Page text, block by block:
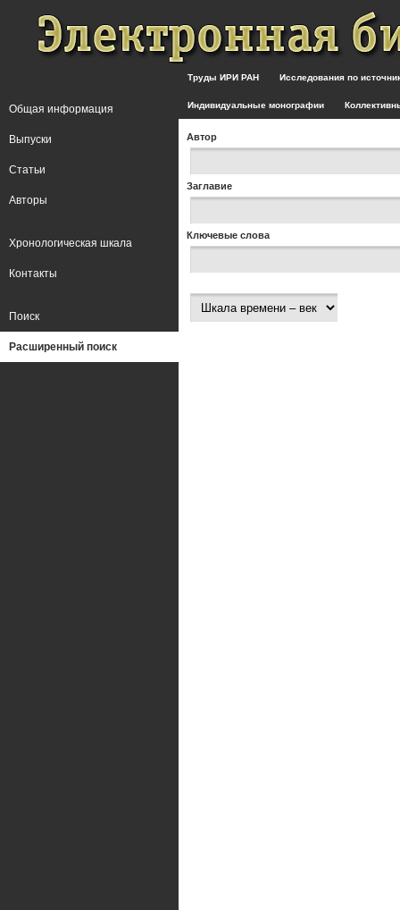
Труды ИРИ РАН Исследования по
Индивидуальные монографии
Автор
Заглавие
Ключевые слова
Общая информация
Выпуски
Статьи
Авторы
Хронологическая шкала
Контакты
Поиск
Расширенный поиск